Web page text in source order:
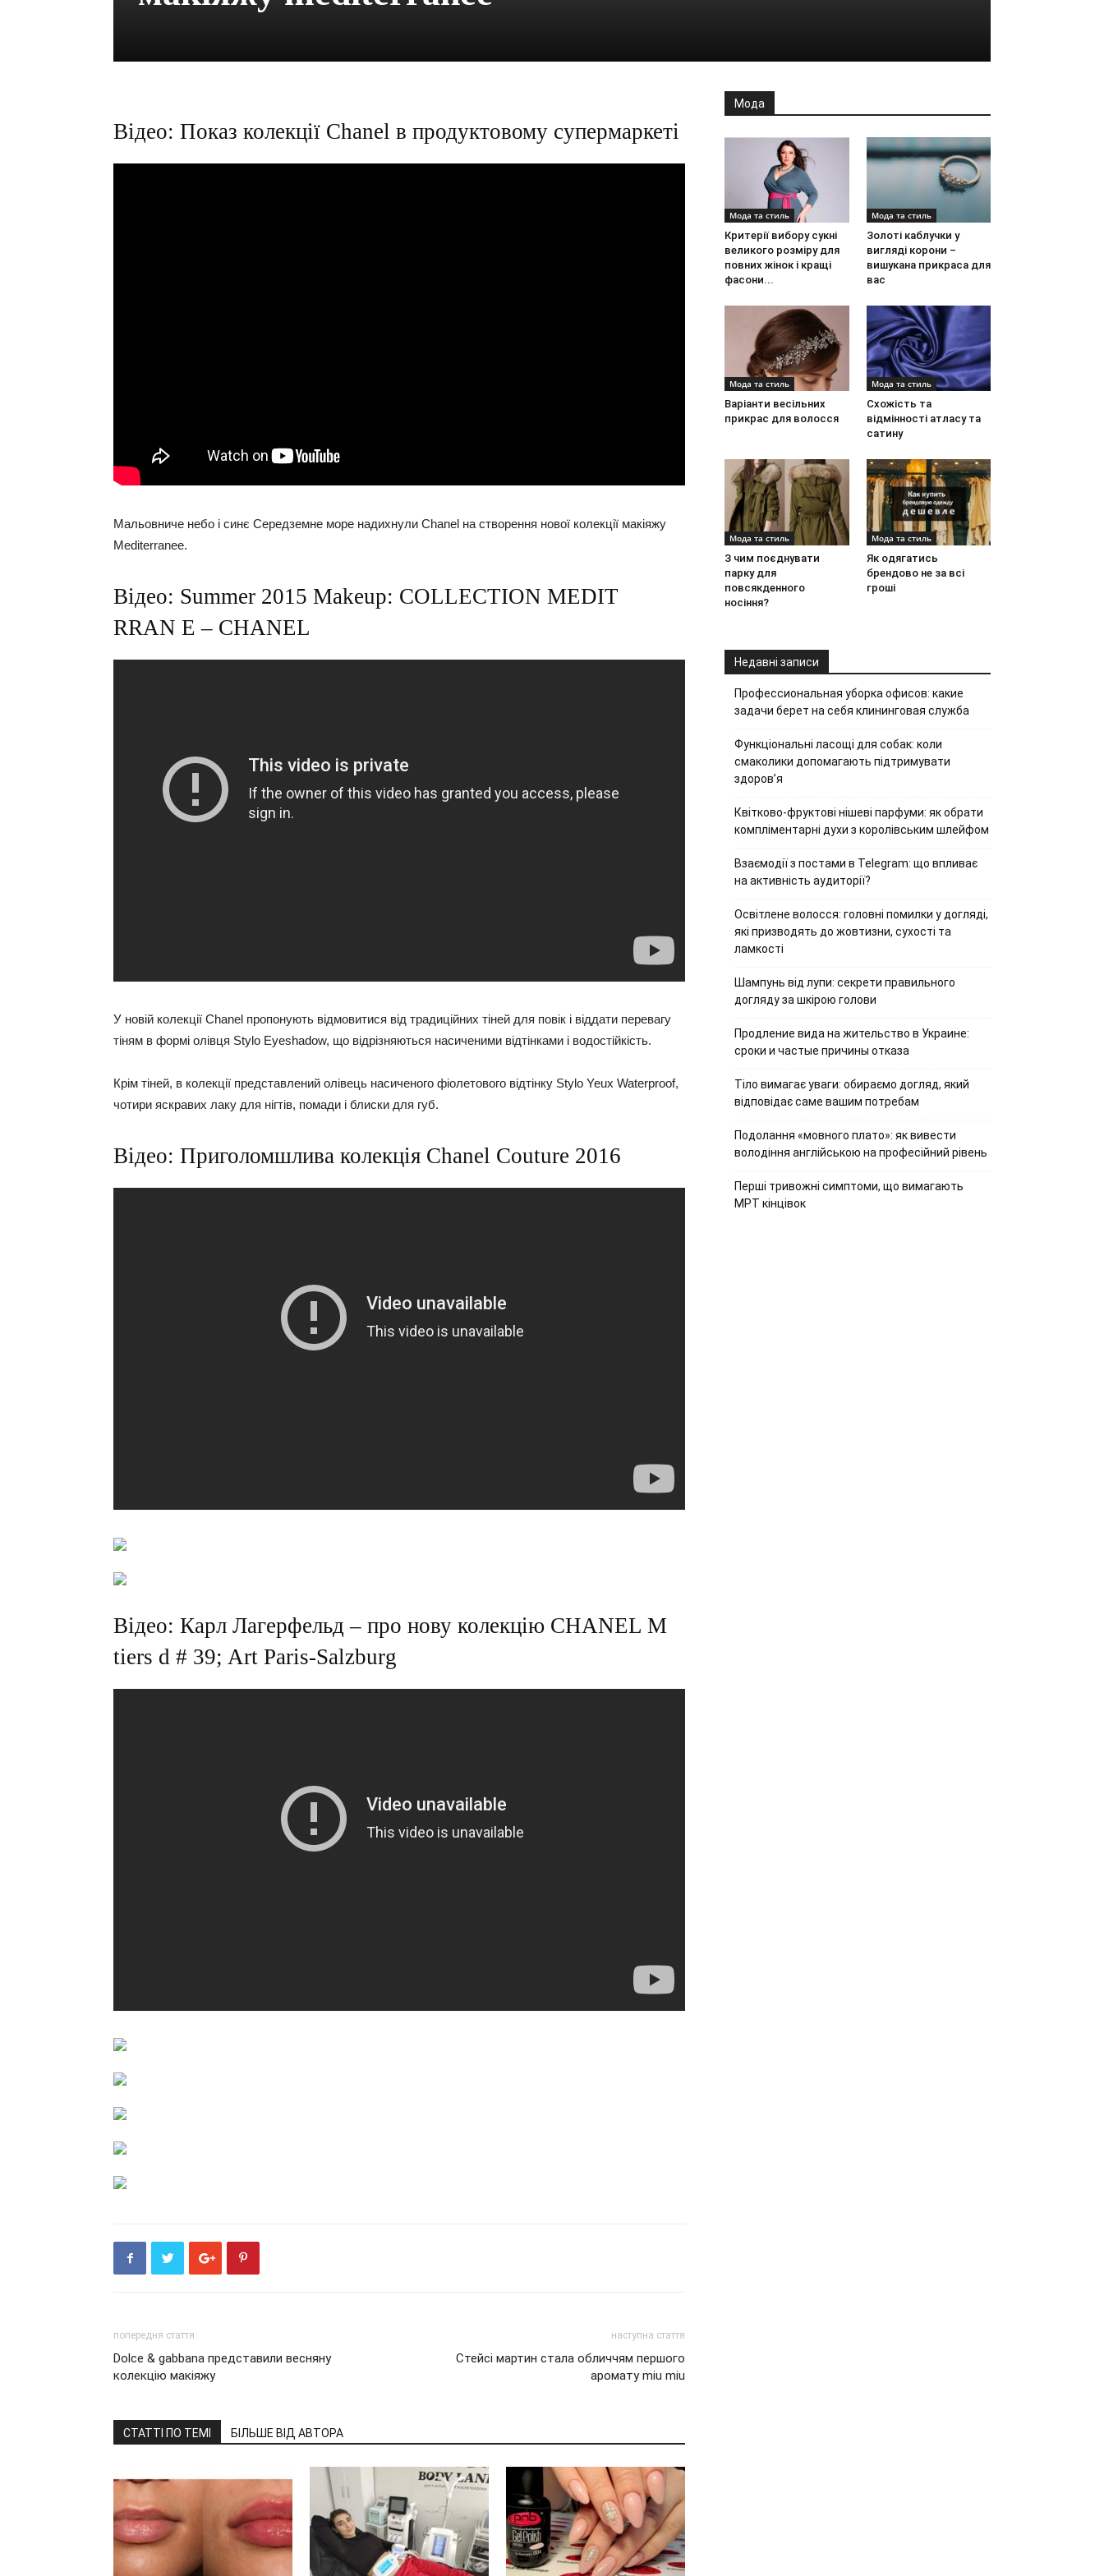
Відео: Показ колекції Chanel в продуктовому супермаркеті
Мальовниче небо і синє Середземне море надихнули Chanel на створення нової колекції макіяжу
Mediterranee.
Відео: Summer 2015 Makeup: COLLECTION MEDIT
RRAN E – CHANEL
У новій колекції Chanel пропонують відмовитися від традиційних тіней для повік і віддати перевагу
тіням в формі олівця Stylo Eyeshadow, що відрізняються насиченими відтінками і водостійкість.
Крім тіней, в колекції представлений олівець насиченого фіолетового відтінку Stylo Yeux Waterproof,
чотири яскравих лаку для нігтів, помади і блиски для губ.
Відео: Приголомшлива колекція Chanel Couture 2016
Відео: Карл Лагерфельд – про нову колекцію CHANEL M
tiers d # 39; Art Paris-Salzburg
попередня стаття
Dolce & gabbana представили весняну
колекцію макіяжу
наступна стаття
Стейсі мартин стала обличчям першого
аромату miu miu
СТАТТІ ПО ТЕМІ БІЛЬШЕ ВІД АВТОРА
Мода
Мода та стиль
Критерії вибору сукні
великого розміру для
повних жінок і кращі
фасони...
Мода та стиль
Золоті каблучки у
вигляді корони –
вишукана прикраса для
вас
Мода та стиль
Варіанти весільних
прикрас для волосся
Мода та стиль
Схожість та
відмінності атласу та
сатину
Мода та стиль
З чим поєднувати
парку для
повсякденного
носіння?
Мода та стиль
Як одягатись
брендово не за всі
гроші
Недавні записи
Профессиональная уборка офисов: какие
задачи берет на себя клининговая служба
Функціональні ласощі для собак: коли
смаколики допомагають підтримувати
здоров’я
Квітково-фруктові нішеві парфуми: як обрати
компліментарні духи з королівським шлейфом
Взаємодії з постами в Telegram: що впливає
на активність аудиторії?
Освітлене волосся: головні помилки у догляді,
які призводять до жовтизни, сухості та
ламкості
Шампунь від лупи: секрети правильного
догляду за шкірою голови
Продление вида на жительство в Украине:
сроки и частые причины отказа
Тіло вимагає уваги: обираємо догляд, який
відповідає саме вашим потребам
Подолання «мовного плато»: як вивести
володіння англійською на професійний рівень
Перші тривожні симптоми, що вимагають
МРТ кінцівок